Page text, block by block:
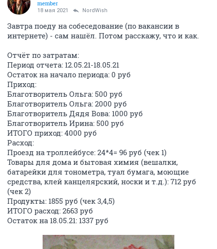
member
18 мая 2021 NordWish
Завтра поеду на собеседование (по вакансии в
интернете) - сам нашёл. Потом расскажу, что и как.
Отчёт по затратам:
Период отчета: 12.05.21-18.05.21
Остаток на начало периода: 0 руб
Приход:
Благотворитель Ольга: 500 руб
Благотворитель Ольга: 2000 руб
Благотворитель Дядя Вова: 1000 руб
Благотворитель Ирина: 500 руб
ИТОГО приход: 4000 руб
Расход:
Проезд на троллейбусе: 24*4= 96 руб (чек 1)
Товары для дома и бытовая химия (вешалки,
батарейки для тонометра, туал бумага, моющие
средства, клей канцелярский, носки и т.д.): 712 руб
(чек 2)
Продукты: 1855 руб (чек 3,4,5)
ИТОГО расход: 2663 руб
Остаток на 18.05.21: 1337 руб